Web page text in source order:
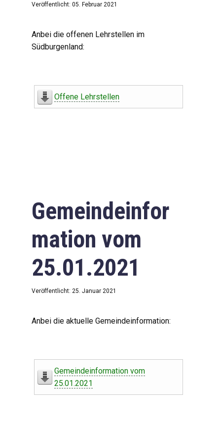
Veröffentlicht: 05. Februar 2021
Anbei die offenen Lehrstellen im
Südburgenland:
Offene Lehrstellen
Gemeindeinfor
mation vom
25.01.2021
Veröffentlicht: 25. Januar 2021
Anbei die aktuelle Gemeindeinformation:
Gemeindeinformation vom
25.01.2021